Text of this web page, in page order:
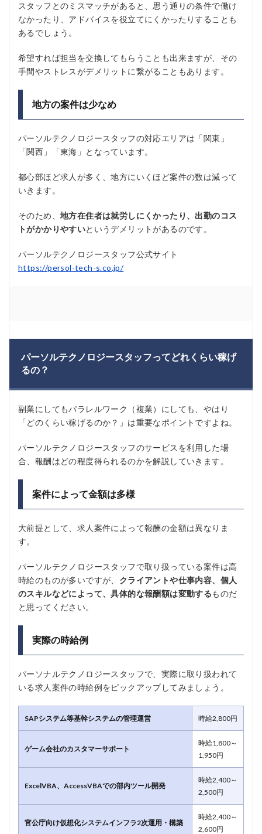
スタッフとのミスマッチがあると、思う通りの条件で働け
なかったり、アドバイスを役立てにくかったりすることも
あるでしょう。
希望すれば担当を交換してもらうことも出来ますが、その
手間やストレスがデメリットに繋がることもあります。
地方の案件は少なめ
パーソルテクノロジースタッフの対応エリアは「関東」
「関西」「東海」となっています。
都心部ほど求人が多く、地方にいくほど案件の数は減って
いきます。
そのため、 地方在住者は就労しにくかったり、出勤のコス
トがかかりやすいというデメリットがあるのです。
パーソルテクノロジースタッフ公式サイト
https://persol-tech-s.co.jp/
パーソルテクノロジースタッフってどれくらい稼げ
るの？
副業にしてもパラレルワーク（複業）にしても、やはり
「どのくらい稼げるのか？」は重要なポイントですよね。
パーソルテクノロジースタッフのサービスを利用した場
合、報酬はどの程度得られるのかを解説していきます。
案件によって金額は多様
大前提として、求人案件によって報酬の金額は異なりま
す。
パーソルテクノロジースタッフで取り扱っている案件は高
時給のものが多いですが、 クライアントや仕事内容、個人
のスキルなどによって、具体的な報酬額は変動するものだ
と思ってください。
実際の時給例
パーソナルテクノロジースタッフで、実際に取り扱われて
いる求人案件の時給例をピックアップしてみましょう。
SAPシステム等基幹システムの管理運営 時給2,800円
ゲーム会社のカスタマーサポート
時給1,800～
1,950円
ExcelVBA、AccessVBAでの部内ツール開発
時給2,400～
2,500円
官公庁向け仮想化システムインフラ2次運用・構築
時給2,400～
2,600円